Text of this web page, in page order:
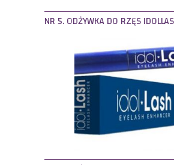
NR 5. ODŻYWKA DO RZĘS